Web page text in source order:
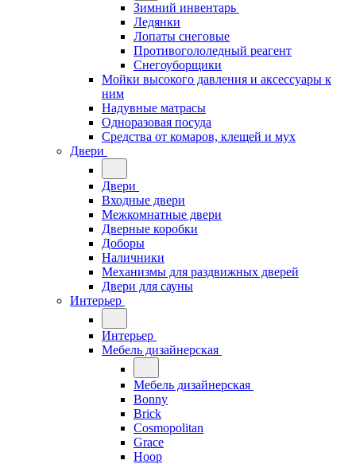
Зимний инвентарь
Ледянки
Лопаты снеговые
Противогололедный реагент
Снегоуборщики
Мойки высокого давления и аксессуары к
ним
Надувные матрасы
Одноразовая посуда
Средства от комаров, клещей и мух
Двери
Двери
Входные двери
Межкомнатные двери
Дверные коробки
Доборы
Наличники
Механизмы для раздвижных дверей
Двери для сауны
Интерьер
Интерьер
Мебель дизайнерская
Мебель дизайнерская
Bonny
Brick
Cosmopolitan
Grace
Hoop